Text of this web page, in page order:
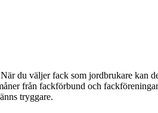
du väljer fack som jordbrukare kan
från fackförbund och
tryggare.